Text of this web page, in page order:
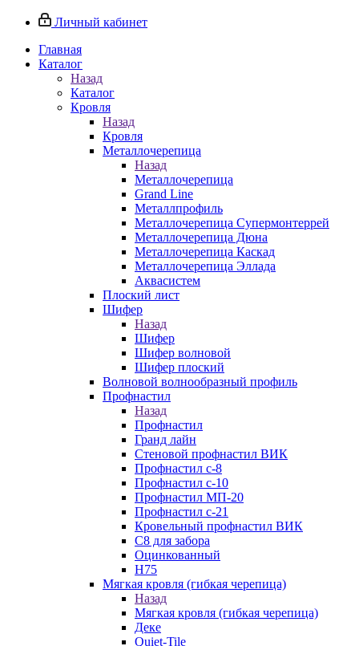
Личный кабинет
Главная
Каталог
Назад
Каталог
Кровля
Назад
Кровля
Металлочерепица
Назад
Металлочерепица
Grand Line
Металлпрофиль
Металлочерепица Супермонтеррей
Металлочерепица Дюна
Металлочерепица Каскад
Металлочерепица Эллада
Аквасистем
Плоский лист
Шифер
Назад
Шифер
Шифер волновой
Шифер плоский
Волновой волнообразный профиль
Профнастил
Назад
Профнастил
Гранд лайн
Стеновой профнастил ВИК
Профнастил с-8
Профнастил с-10
Профнастил МП-20
Профнастил с-21
Кровельный профнастил ВИК
С8 для забора
Оцинкованный
Н75
Мягкая кровля (гибкая черепица)
Назад
Мягкая кровля (гибкая черепица)
Деке
Quiet-Tile